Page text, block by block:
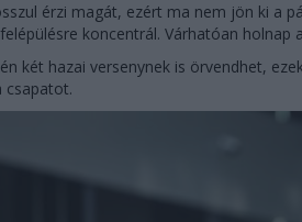
érzi magát, ezért ma nem jön ki a
koncentrál. Várhatóan holnap
két hazai versenynek is örvendhet,
csapatot.